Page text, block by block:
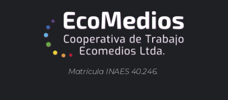
Matrícula INAES 40.246.